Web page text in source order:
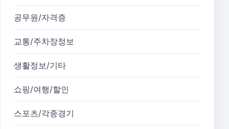
공무원/자격증
교통/주차장정보
생활정보/기타
쇼핑/여행/할인
스포츠/각종경기